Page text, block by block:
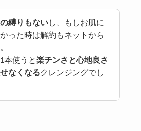
縛りもないし、もしお肌に
った時は解約もネットから
本使うと楽チンさと心地良さ
なくなるクレンジングでし